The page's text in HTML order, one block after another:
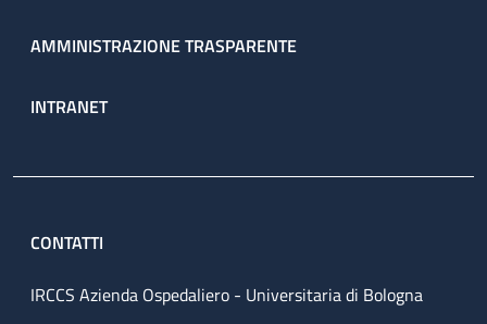
AMMINISTRAZIONE TRASPARENTE
INTRANET
CONTATTI
IRCCS Azienda Ospedaliero - Universitaria di Bologna